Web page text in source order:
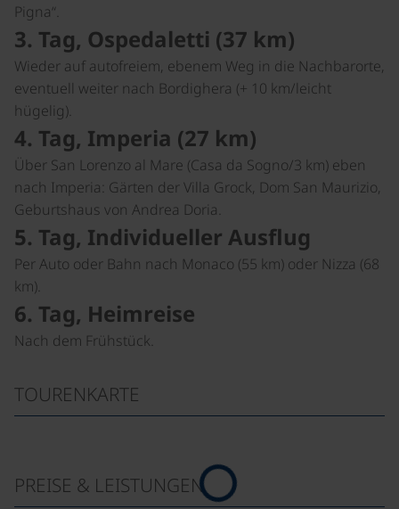
Pigna“.
3. Tag, Ospedaletti (37 km)
Wieder auf autofreiem, ebenem Weg in die Nachbarorte,
eventuell weiter nach Bordighera (+ 10 km/leicht
hügelig).
4. Tag, Imperia (27 km)
Über San Lorenzo al Mare (Casa da Sogno/3 km) eben
nach Imperia: Gärten der Villa Grock, Dom San Maurizio,
Geburtshaus von Andrea Doria.
5. Tag, Individueller Ausflug
Per Auto oder Bahn nach Monaco (55 km) oder Nizza (68
km).
6. Tag, Heimreise
Nach dem Frühstück.
TOURENKARTE
PREISE & LEISTUNGEN